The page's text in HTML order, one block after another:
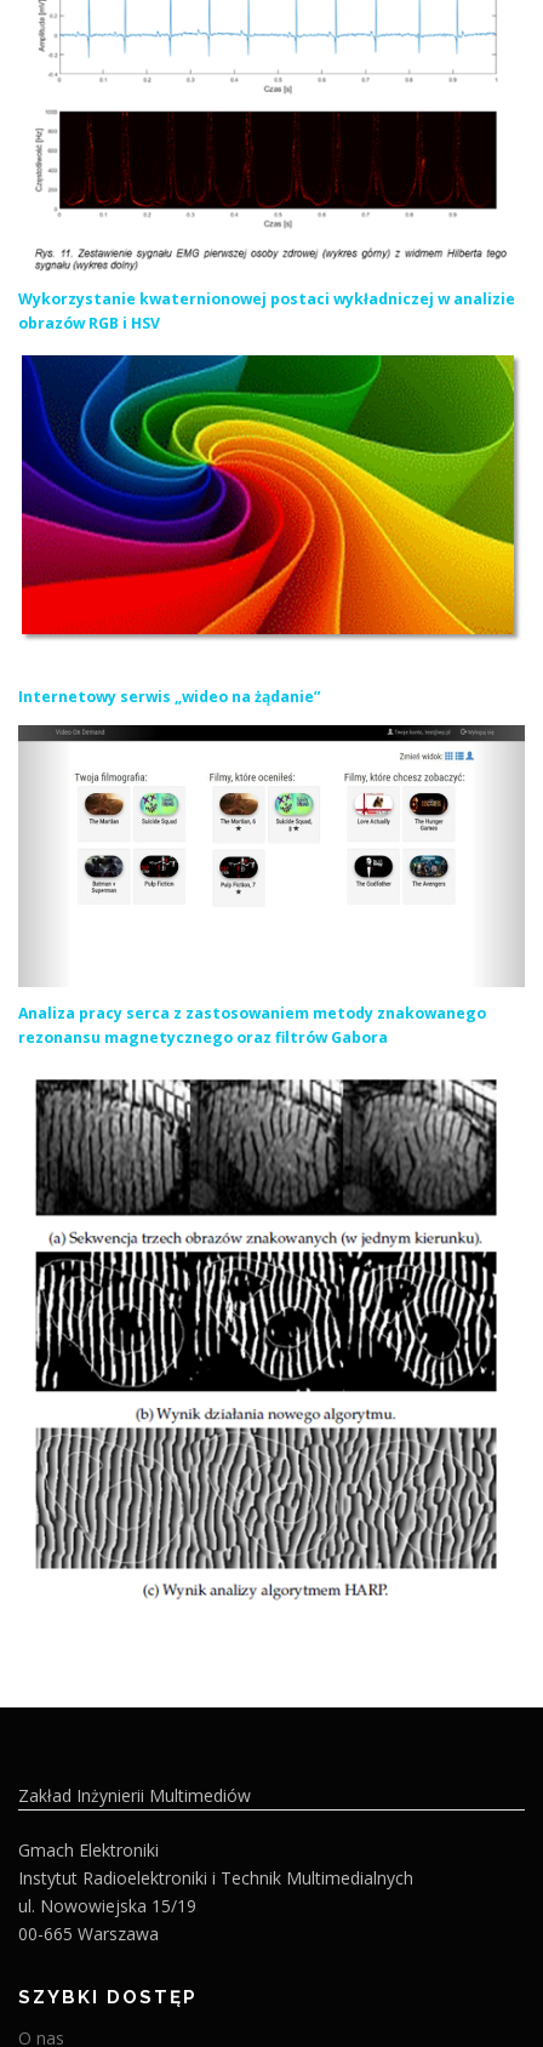
Wykorzystanie kwaternionowej postaci wykładniczej w analizie
obrazów RGB i HSV
Internetowy serwis „wideo na żądanie”
Analiza pracy serca z zastosowaniem metody znakowanego
rezonansu magnetycznego oraz filtrów Gabora
Zakład Inżynierii Multimediów
Gmach Elektroniki
Instytut Radioelektroniki i Technik Multimedialnych
ul. Nowowiejska 15/19
00-665 Warszawa
SZYBKI DOSTĘP
O nas